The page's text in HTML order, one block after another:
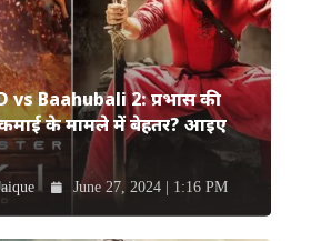
vs Baahubali 2: प्रभास की
के मामले में बेहतर? आइए
June 27, 2024 | 1:16 PM